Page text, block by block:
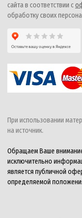
сайта в соответствии с
обработку своих
При использовании
на источник.
Обращаем Ваше
исключительно
является публичной
определяемой